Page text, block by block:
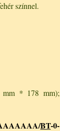
színnel.
mm * 178 mm);
BT-0-